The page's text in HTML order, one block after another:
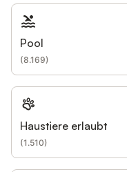
Pool
(8.169)
Haustiere erlaubt
(1.510)